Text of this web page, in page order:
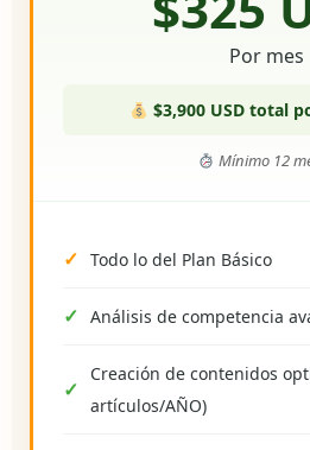
Por mes
$3,900 USD total
Mínimo 12
Todo lo del Plan Básico
Análisis de competencia
Creación de contenidos
artículos/AÑO)